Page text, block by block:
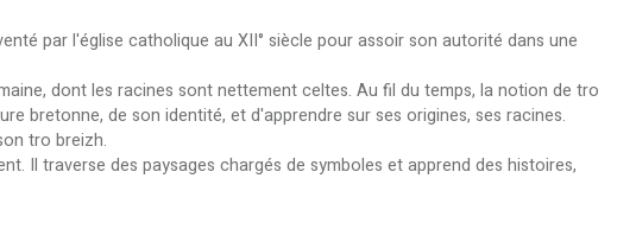
par l'église catholique au XII° siècle pour assoir son autorité dans une
dont les racines sont nettement celtes. Au fil du temps, la notion de tro
bretonne, de son identité, et d'apprendre sur ses origines, ses racines.
tro breizh.
Il traverse des paysages chargés de symboles et apprend des histoires,